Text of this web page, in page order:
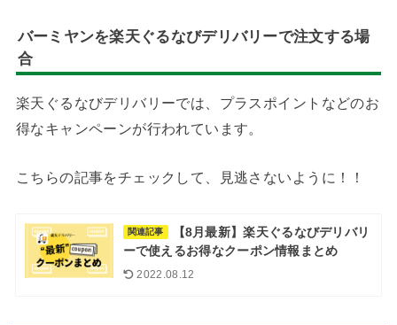
バーミヤンを楽天ぐるなびデリバリーで注文する場
合
楽天ぐるなびデリバリーでは、プラスポイントなどのお
得なキャンペーンが行われています。
こちらの記事をチェックして、見逃さないように！！
関連記事
【8月最新】楽天ぐるなびデリバリ
ーで使えるお得なクーポン情報まとめ
2022.08.12